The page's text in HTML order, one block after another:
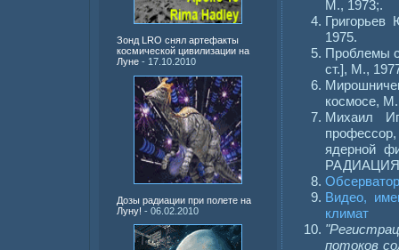
Зонд LRO снял артефакты
космической цивилизации на
Луне - 17.10.2010
Дозы радиации при полете на
Луну! - 06.02.2010
М., 1973;.
Григорьев
1975.
Проблемы
ст.], М.,
космосе,
Михаил
ядерной
Видео,
климат
потоков